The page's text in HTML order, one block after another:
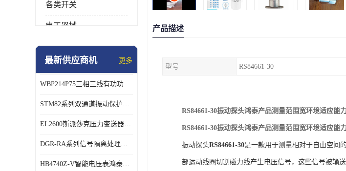
各类开关
电工器械
模块化产品
特殊用处传感器
特殊用途变送器
最新供应商机 更多
WBP214P75三相三线有功功率传感器鸿泰顺达产品稳定性好
STM82系列双通道振动保护表鸿泰产品技术规格
EL2600斯派莎克压力变送器技术规格
DGR-RA系列信号隔离处理器鸿泰产品技术规格
HB4740Z-V智能电压表鸿泰产品外形美观大方
产品描述
型号 RS84661-30
RS84661-30振动探头鸿泰产品测量范围宽环境适应能
RS84661-30振动探头鸿泰产品测量范围宽环境适应能
振动探头RS84661-30是一款用于测量相对于自由空间
部运动线圈切割磁力线产生电压信号，这些信号被输